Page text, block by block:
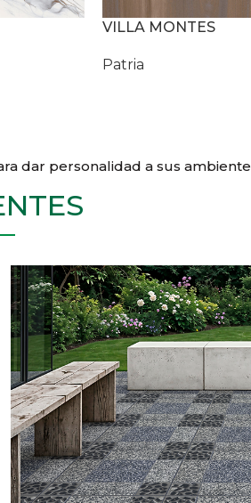
VILLA MONTES
Patria
dar personalidad a sus